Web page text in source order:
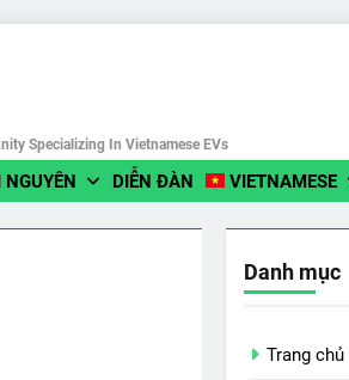
Specializing In Vietnamese EVs
NGUYÊN DIỄN ĐÀN VIETNAMESE
Danh mục
Trang chủ